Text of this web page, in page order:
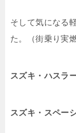
そして気になる
た。（街乗り実燃
スズキ・ハス
スズキ・スペ